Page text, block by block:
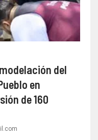
del
en
de 160